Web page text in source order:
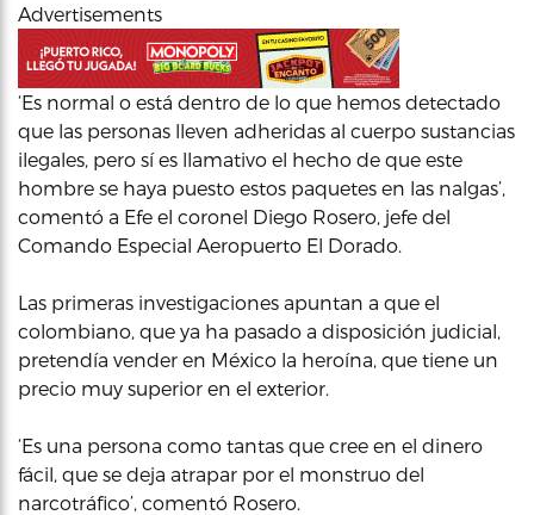
Advertisements
‘Es normal o está dentro de lo que hemos detectado
que las personas lleven adheridas al cuerpo sustancias
ilegales, pero sí es llamativo el hecho de que este
hombre se haya puesto estos paquetes en las nalgas’,
comentó a Efe el coronel Diego Rosero, jefe del
Comando Especial Aeropuerto El Dorado.
Las primeras investigaciones apuntan a que el
colombiano, que ya ha pasado a disposición judicial,
pretendía vender en México la heroína, que tiene un
precio muy superior en el exterior.
‘Es una persona como tantas que cree en el dinero
fácil, que se deja atrapar por el monstruo del
narcotráfico’, comentó Rosero.